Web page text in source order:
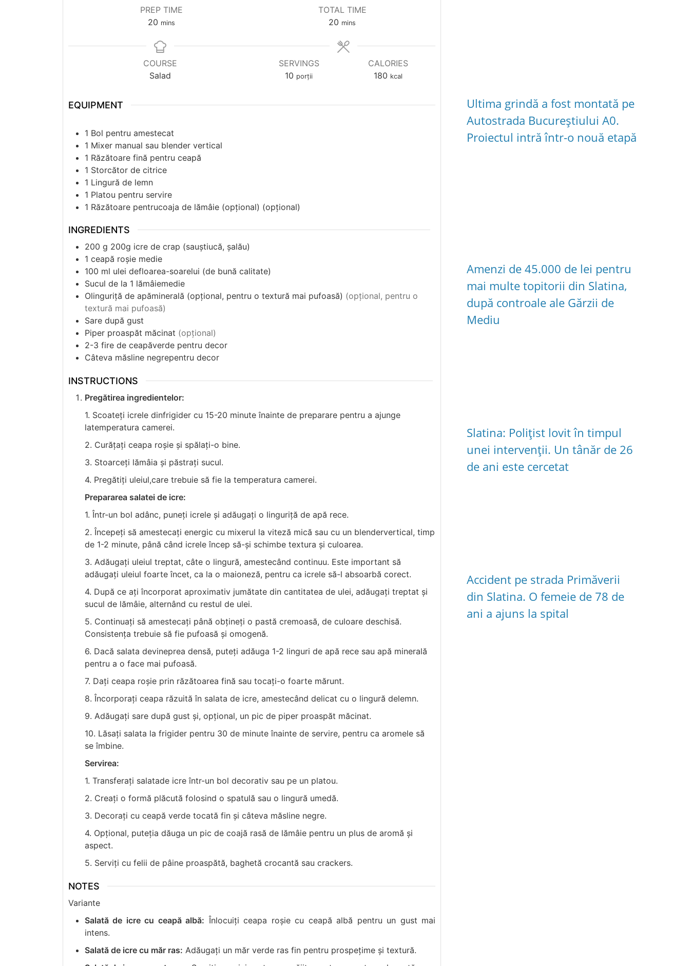
PREP TIME
20 mins
TOTAL TIME
20 mins
COURSE
Salad
SERVINGS
10 porții
CALORIES
180 kcal
EQUIPMENT
1 Bol pentru amestecat
1 Mixer manual sau blender vertical
1 Răzătoare fină pentru ceapă
1 Storcător de citrice
1 Lingură de lemn
1 Platou pentru servire
1 Răzătoare pentrucoaja de lămâie (opțional) (opțional)
INGREDIENTS
200 g 200g icre de crap (sauștiucă, șalău)
1 ceapă roșie medie
100 ml ulei defloarea-soarelui (de bună calitate)
Sucul de la 1 lămâiemedie
Olinguriță de apăminerală (opțional, pentru o textură mai pufoasă) (opțional, pentru o
textură mai pufoasă)
Sare după gust
Piper proaspăt măcinat (opțional)
2-3 fire de ceapăverde pentru decor
Câteva măsline negrepentru decor
INSTRUCTIONS
Pregătirea ingredientelor:
1. Scoateți icrele dinfrigider cu 15-20 minute înainte de preparare pentru a ajunge
latemperatura camerei.
2. Curățați ceapa roșie și spălați-o bine.
3. Stoarceți lămâia și păstrați sucul.
4. Pregătiți uleiul,care trebuie să fie la temperatura camerei.
Prepararea salatei de icre:
1. Într-un bol adânc, puneți icrele și adăugați o linguriță de apă rece.
2. Începeți să amestecați energic cu mixerul la viteză mică sau cu un blendervertical, timp
de 1-2 minute, până când icrele încep să-și schimbe textura și culoarea.
3. Adăugați uleiul treptat, câte o lingură, amestecând continuu. Este important să
adăugați uleiul foarte încet, ca la o maioneză, pentru ca icrele să-l absoarbă corect.
4. După ce ați încorporat aproximativ jumătate din cantitatea de ulei, adăugați treptat și
sucul de lămâie, alternând cu restul de ulei.
5. Continuați să amestecați până obțineți o pastă cremoasă, de culoare deschisă.
Consistența trebuie să fie pufoasă și omogenă.
6. Dacă salata devineprea densă, puteți adăuga 1-2 linguri de apă rece sau apă minerală
pentru a o face mai pufoasă.
7. Dați ceapa roșie prin răzătoarea fină sau tocați-o foarte mărunt.
8. Încorporați ceapa răzuită în salata de icre, amestecând delicat cu o lingură delemn.
9. Adăugați sare după gust și, opțional, un pic de piper proaspăt măcinat.
10. Lăsați salata la frigider pentru 30 de minute înainte de servire, pentru ca aromele să
se îmbine.
Servirea:
1. Transferați salatade icre într-un bol decorativ sau pe un platou.
2. Creați o formă plăcută folosind o spatulă sau o lingură umedă.
3. Decorați cu ceapă verde tocată fin și câteva măsline negre.
4. Opțional, puteția dăuga un pic de coajă rasă de lămâie pentru un plus de aromă și
aspect.
5. Serviți cu felii de pâine proaspătă, baghetă crocantă sau crackers.
NOTES
Variante
Salată de icre cu ceapă albă: Înlocuiți ceapa roșie cu ceapă albă pentru un gust mai
intens.
Salată de icre cu măr ras: Adăugați un măr verde ras fin pentru prospețime și textură.
Ultima grindă a fost montată pe
Autostrada Bucureștiului A0.
Proiectul intră într-o nouă etapă
Amenzi de 45.000 de lei pentru
mai multe topitorii din Slatina,
după controale ale Gărzii de
Mediu
Slatina: Polițist lovit în timpul
unei intervenții. Un tânăr de 26
de ani este cercetat
Accident pe strada Primăverii
din Slatina. O femeie de 78 de
ani a ajuns la spital